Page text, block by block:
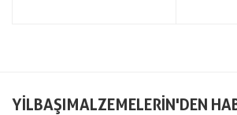
YILBAŞIMALZEMELERIN'DEN